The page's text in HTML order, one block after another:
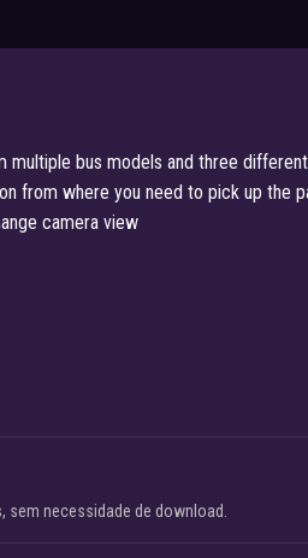
bus models and three
where you need to pick up the
camera view
necessidade de download.